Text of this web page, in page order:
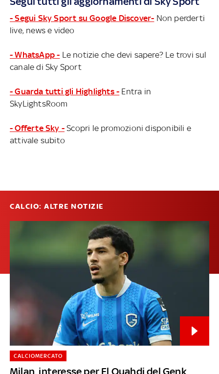
- Segui Sky Sport su Google Discover- Non perderti
live, news e video
- WhatsApp - Le notizie che devi sapere? Le trovi sul
canale di Sky Sport
- Guarda tutti gli Highlights - Entra in
SkyLightsRoom
- Offerte Sky - Scopri le promozioni disponibili e
attivale subito
CALCIO: ALTRE NOTIZIE
Milan, interesse per El Ouahdi del Genk
CALCIOMERCATO